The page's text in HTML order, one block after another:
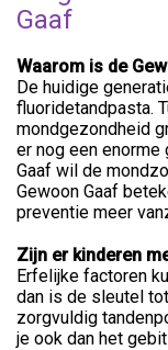
Gaaf
Waarom is de
De huidige
fluoridetandpasta.
mondgezondheid
er nog een
Gaaf wil de
Gewoon Gaaf
preventie meer
Zijn er kinderen
Erfelijke factoren
dan is de sleutel
zorgvuldig
je ook dan het